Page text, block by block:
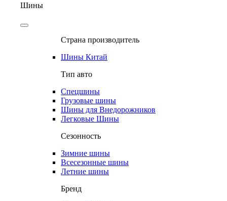
Шины
Страна производитель
Шины Китай
Тип авто
Спецшины
Грузовые шины
Шины для Внедорожников
Легковые Шины
Сезонность
Зимние шины
Всесезонные шины
Летние шины
Бренд